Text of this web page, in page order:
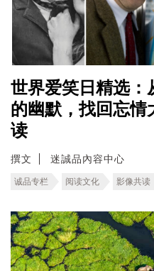
世界爱笑日精选：
的幽默，找回忘情
读
撰文 迷誠品內容中心
诚品专栏 阅读文化 影像共读